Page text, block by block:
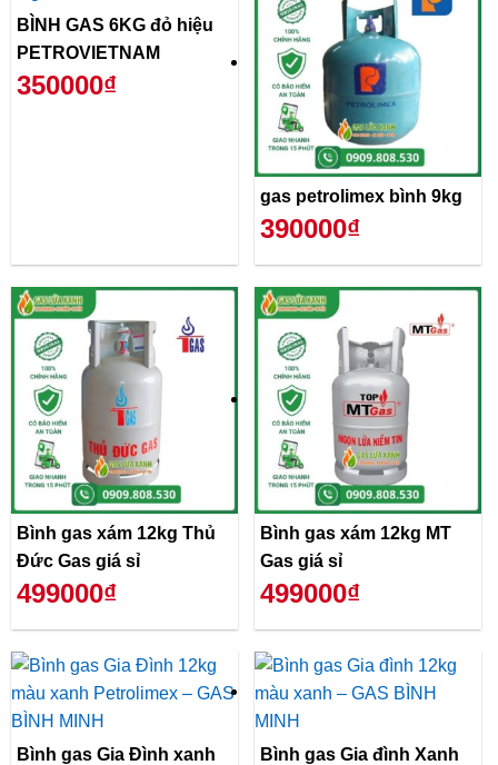
BÌNH GAS 6KG đỏ hiệu
PETROVIETNAM
350000₫
gas petrolimex bình 9kg
390000₫
Bình gas xám 12kg Thủ
Đức Gas giá sỉ
499000₫
Bình gas xám 12kg MT
Gas giá sỉ
499000₫
Bình gas Gia Đình xanh
Bình gas Gia đình Xanh